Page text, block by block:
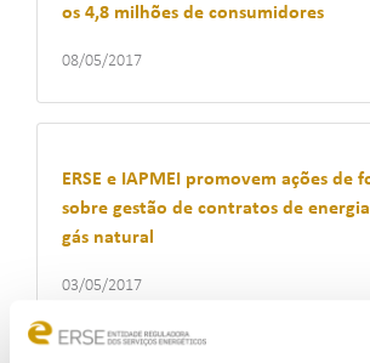
os 4,8 milhões de consumidores
08/05/2017
ERSE e IAPMEI promovem ações de
sobre gestão de contratos de
gás natural
03/05/2017